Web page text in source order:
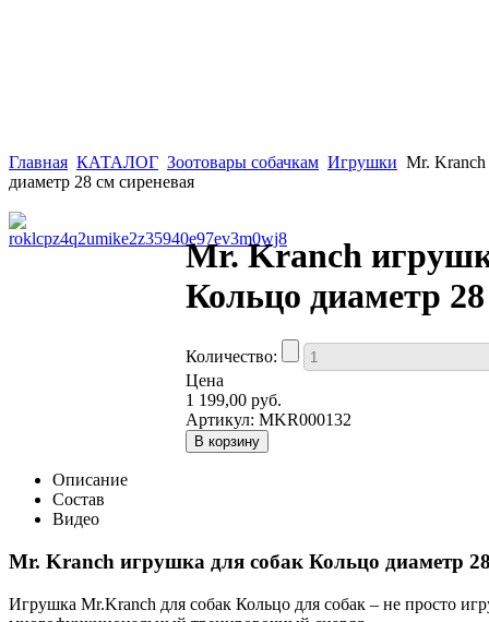
Главная КАТАЛОГ Зоотовары собачкам Игрушки Mr. Kranch
диаметр 28 см сиреневая
Mr. Kranch
Кольцо диаметр
Количество:
Цена
1 199,00 руб.
Артикул: MKR000132
Описание
Состав
Видео
Mr. Kranch игрушка для собак Кольцо диаметр
Игрушка Mr.Kranch для собак Кольцо для собак – не просто